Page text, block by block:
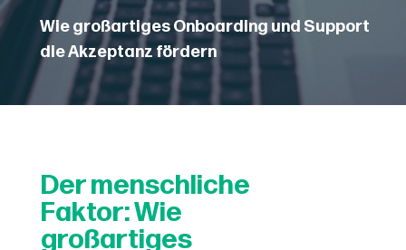
Wie großartiges Onboarding und Support
die Akzeptanz fördern
Der menschliche
Faktor: Wie
großartiges